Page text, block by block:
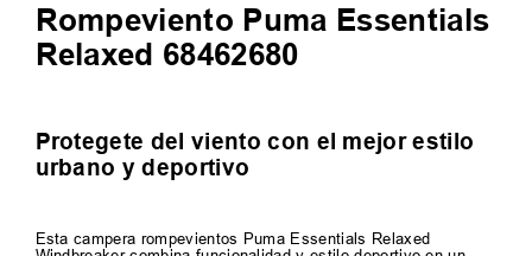
Rompeviento Puma Essentials
Relaxed 68462680
Protegete del viento con el mejor estilo
urbano y deportivo
Esta campera rompevientos Puma Essentials Relaxed